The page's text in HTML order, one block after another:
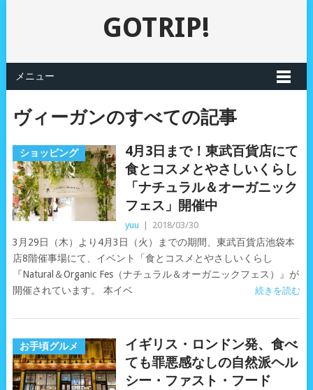
GOTRIP!
メニュー
ヴィーガンのすべての記事
ショッピング
4月3日まで！東武百貨店にて
食とコスメとやさしいくらし
「ナチュラル＆オーガニック
フェス」開催中
yuu 2018/03/30
3月29日（木）より4月3日（火）までの期間、東武百貨店池袋本
店8階催事場にて、イベント「食とコスメとやさしいくらし
『Natural＆Organic Fes（ナチュラル＆オーガニックフェス）』が
開催されています。 本イベ
続きを読む
お手頃グルメ
イギリス・ロンドン発、食べ
ても罪悪感なしの自然派ヘル
シー・ファスト・フード